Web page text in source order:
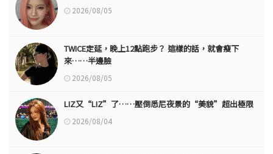
2026/08/05
TWICE定延，晚上12點跑步？ 這樣的話，就會瘦下
來……半邊臉
2026/08/05
LIZ又“LIZ”了……壓倒悉尼夜景的“美貌”超出極限
2026/08/04